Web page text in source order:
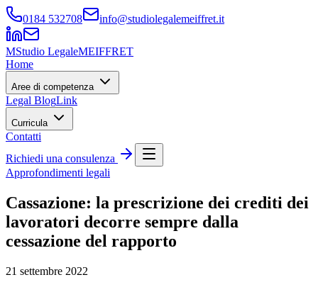
0184 532708 info@studiolegalemeiffret.it
MStudio LegaleMEIFFRET
Home
Aree di competenza
Legal BlogLink
Curricula
Contatti
Richiedi una consulenza
Approfondimenti legali
Cassazione: la prescrizione dei crediti dei
lavoratori decorre sempre dalla
cessazione del rapporto
21 settembre 2022